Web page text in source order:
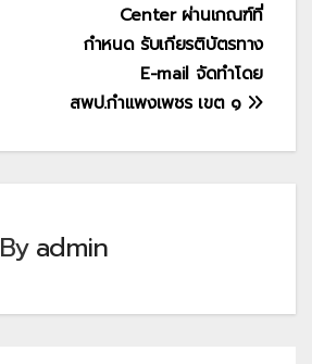
Center ผ่านเกณฑ์ที่
กำหนด รับเกียรติบัตรทาง
E-mail จัดทำโดย
สพป.กำแพงเพชร เขต ๑
Byadmin